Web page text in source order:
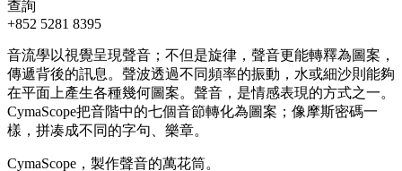
查詢
+852 5281 8395
音流學以視覺呈現聲音；不但是旋律，聲音更能轉釋為圖案，
傳遞背後的訊息。聲波透過不同頻率的振動，水或細沙則能夠
在平面上產生各種幾何圖案。聲音，是情感表現的方式之一。
CymaScope把音階中的七個音節轉化為圖案；像摩斯密碼一
樣，拼凑成不同的字句、樂章。
CymaScope，製作聲音的萬花筒。